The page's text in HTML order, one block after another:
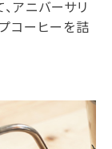
アニバーサリ
コーヒーを詰